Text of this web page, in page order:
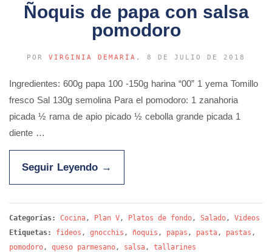
Ñoquis de papa con salsa
pomodoro
POR VIRGINIA DEMARÍA , 8 DE JULIO DE 2018
Ingredientes: 600g papa 100 -150g harina “00” 1 yema Tomillo
fresco Sal 130g semolina Para el pomodoro: 1 zanahoria
picada ½ rama de apio picado ½ cebolla grande picada 1
diente …
Seguir Leyendo →
Categorías: Cocina, Plan V, Platos de fondo, Salado, Videos
Etiquetas:
fideos , gnocchis , ñoquis , papas , pasta, pastas ,
pomodoro, queso parmesano, salsa, tallarines